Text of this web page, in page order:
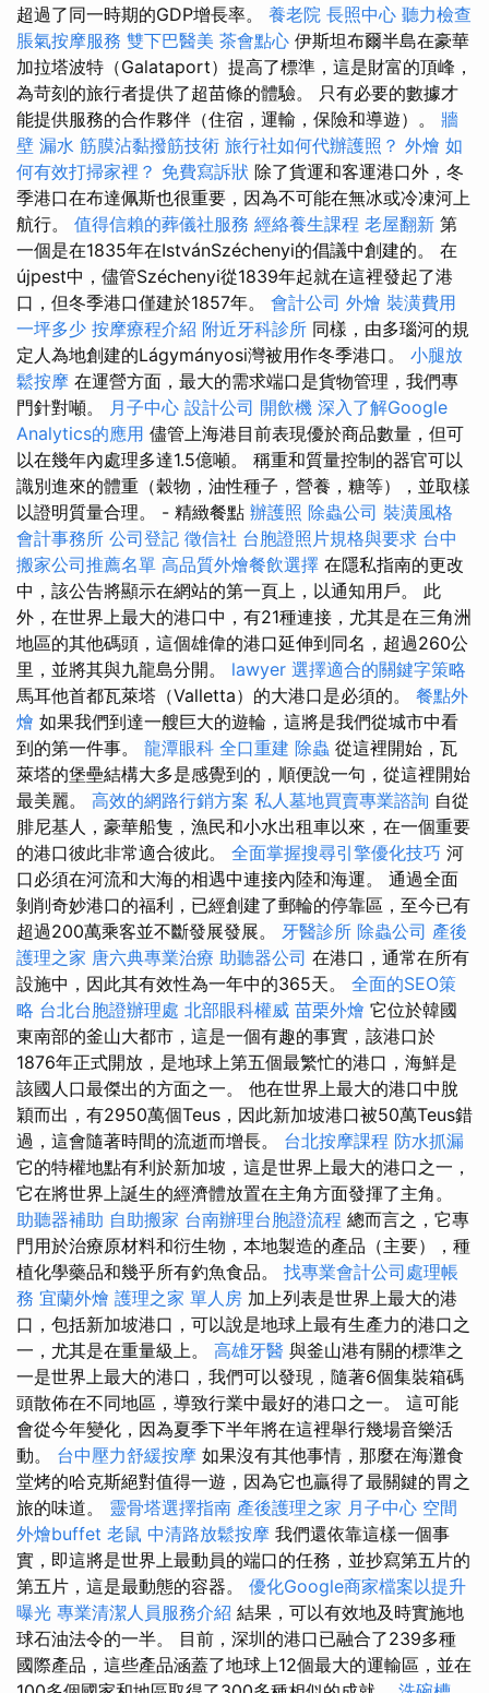
超過了同一時期的GDP增長率。 養老院 長照中心 聽力檢查
脹氣按摩服務 雙下巴醫美 茶會點心 伊斯坦布爾半島在豪華
加拉塔波特（Galataport）提高了標準，這是財富的頂峰，
為苛刻的旅行者提供了超苗條的體驗。 只有必要的數據才
能提供服務的合作夥伴（住宿，運輸，保險和導遊）。 牆
壁 漏水 筋膜沾黏撥筋技術 旅行社如何代辦護照？ 外燴 如
何有效打掃家裡？ 免費寫訴狀 除了貨運和客運港口外，冬
季港口在布達佩斯也很重要，因為不可能在無冰或冷凍河上
航行。 值得信賴的葬儀社服務 經絡養生課程 老屋翻新 第
一個是在1835年在IstvánSzéchenyi的倡議中創建的。 在
újpest中，儘管Széchenyi從1839年起就在這裡發起了港
口，但冬季港口僅建於1857年。 會計公司 外燴 裝潢費用
一坪多少 按摩療程介紹 附近牙科診所 同樣，由多瑙河的規
定人為地創建的Lágymányosi灣被用作冬季港口。 小腿放
鬆按摩 在運營方面，最大的需求端口是貨物管理，我們專
門針對噸。
月子中心 設計公司 開飲機 深入了解Google
Analytics的應用 儘管上海港目前表現優於商品數量，但可
以在幾年內處理多達1.5億噸。 稱重和質量控制的器官可以
識別進來的體重（穀物，油性種子，營養，糖等），並取樣
以證明質量合理。 - 精緻餐點 辦護照 除蟲公司 裝潢風格
會計事務所 公司登記 徵信社 台胞證照片規格與要求 台中
搬家公司推薦名單 高品質外燴餐飲選擇 在隱私指南的更改
中，該公告將顯示在網站的第一頁上，以通知用戶。 此
外，在世界上最大的港口中，有21種連接，尤其是在三角洲
地區的其他碼頭，這個雄偉的港口延伸到同名，超過260公
里，並將其與九龍島分開。 lawyer 選擇適合的關鍵字策略
馬耳他首都瓦萊塔（Valletta）的大港口是必須的。 餐點外
燴 如果我們到達一艘巨大的遊輪，這將是我們從城市中看
到的第一件事。 龍潭眼科 全口重建 除蟲 從這裡開始，瓦
萊塔的堡壘結構大多是感覺到的，順便說一句，從這裡開始
最美麗。 高效的網路行銷方案 私人墓地買賣專業諮詢 自從
腓尼基人，豪華船隻，漁民和小水出租車以來，在一個重要
的港口彼此非常適合彼此。 全面掌握搜尋引擎優化技巧 河
口必須在河流和大海的相遇中連接內陸和海運。 通過全面
剝削奇妙港口的福利，已經創建了郵輪的停靠區，至今已有
超過200萬乘客並不斷發展發展。 牙醫診所 除蟲公司 產後
護理之家 唐六典專業治療 助聽器公司 在港口，通常在所有
設施中，因此其有效性為一年中的365天。 全面的SEO策
略 台北台胞證辦理處 北部眼科權威 苗栗外燴 它位於韓國
東南部的釜山大都市，這是一個有趣的事實，該港口於
1876年正式開放，是地球上第五個最繁忙的港口，海鮮是
該國人口最傑出的方面之一。 他在世界上最大的港口中脫
穎而出，有2950萬個Teus，因此新加坡港口被50萬Teus錯
過，這會隨著時間的流逝而增長。 台北按摩課程 防水抓漏
它的特權地點有利於新加坡，這是世界上最大的港口之一，
它在將世界上誕生的經濟體放置在主角方面發揮了主角。
助聽器補助 自助搬家 台南辦理台胞證流程 總而言之，它專
門用於治療原材料和衍生物，本地製造的產品（主要），種
植化學藥品和幾乎所有釣魚食品。 找專業會計公司處理帳
務 宜蘭外燴 護理之家 單人房 加上列表是世界上最大的港
口，包括新加坡港口，可以說是地球上最有生產力的港口之
一，尤其是在重量級上。 高雄牙醫 與釜山港有關的標準之
一是世界上最大的港口，我們可以發現，隨著6個集裝箱碼
頭散佈在不同地區，導致行業中最好的港口之一。 這可能
會從今年變化，因為夏季下半年將在這裡舉行幾場音樂活
動。 台中壓力舒緩按摩 如果沒有其他事情，那麼在海灘食
堂烤的哈克斯絕對值得一遊，因為它也贏得了最關鍵的胃之
旅的味道。 靈骨塔選擇指南 產後護理之家 月子中心 空間
外燴buffet 老鼠 中清路放鬆按摩 我們還依靠這樣一個事
實，即這將是世界上最動員的端口的任務，並抄寫第五片的
第五片，這是最動態的容器。 優化Google商家檔案以提升
曝光 專業清潔人員服務介紹 結果，可以有效地及時實施地
球石油法令的一半。 目前，深圳的港口已融合了239多種
國際產品，這些產品涵蓋了地球上12個最大的運輸區，並在